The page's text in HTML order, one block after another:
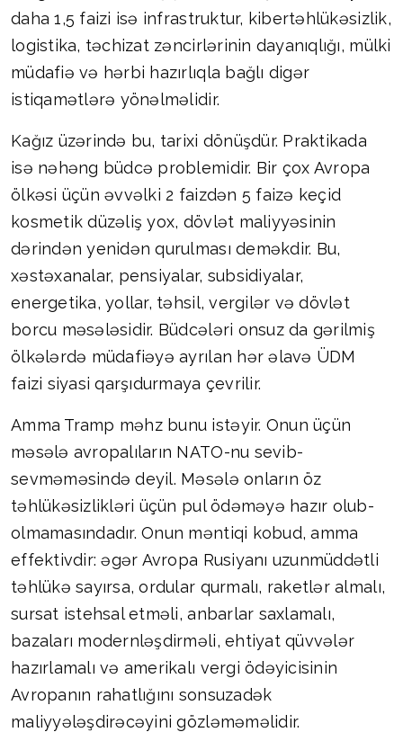
daha 1,5 faizi isə infrastruktur, kibertəhlükəsizlik,
logistika, təchizat zəncirlərinin dayanıqlığı, mülki
müdafiə və hərbi hazırlıqla bağlı digər
istiqamətlərə yönəlməlidir.
Kağız üzərində bu, tarixi dönüşdür. Praktikada
isə nəhəng büdcə problemidir. Bir çox Avropa
ölkəsi üçün əvvəlki 2 faizdən 5 faizə keçid
kosmetik düzəliş yox, dövlət maliyyəsinin
dərindən yenidən qurulması deməkdir. Bu,
xəstəxanalar, pensiyalar, subsidiyalar,
energetika, yollar, təhsil, vergilər və dövlət
borcu məsələsidir. Büdcələri onsuz da gərilmiş
ölkələrdə müdafiəyə ayrılan hər əlavə ÜDM
faizi siyasi qarşıdurmaya çevrilir.
Amma Tramp məhz bunu istəyir. Onun üçün
məsələ avropalıların NATO-nu sevib-
sevməməsində deyil. Məsələ onların öz
təhlükəsizlikləri üçün pul ödəməyə hazır olub-
olmamasındadır. Onun məntiqi kobud, amma
effektivdir: əgər Avropa Rusiyanı uzunmüddətli
təhlükə sayırsa, ordular qurmalı, raketlər almalı,
sursat istehsal etməli, anbarlar saxlamalı,
bazaları modernləşdirməli, ehtiyat qüvvələr
hazırlamalı və amerikalı vergi ödəyicisinin
Avropanın rahatlığını sonsuzadək
maliyyələşdirəcəyini gözləməməlidir.